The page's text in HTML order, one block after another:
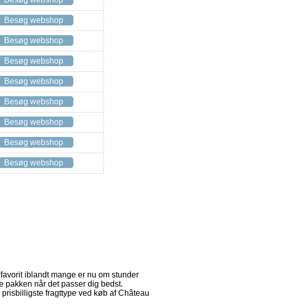
Besøg webshop
Besøg webshop
Besøg webshop
Besøg webshop
Besøg webshop
Besøg webshop
Besøg webshop
Besøg webshop
iblandt mange er nu om stunder
pakken når det passer dig bedst.
fragttype ved køb af Château